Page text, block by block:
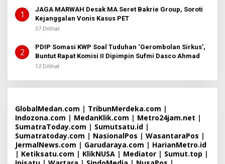
1
JAGA MARWAH Desak MA Seret Bakrie Group, Soroti
Kejanggalan Vonis Kasus PET
37 Dilihat
2
PDIP Somasi KWP Soal Tuduhan ‘Gerombolan Sirkus’,
Buntut Rapat Komisi II Dipimpin Sufmi Dasco Ahmad
12 Dilihat
GlobalMedan.com | TribunMerdeka.com |
Indozona.com | MedanKlik.com | Metro24jam.net |
SumatraToday.com | Sumutsatu.id |
Sumatratoday.com | NasionalPos | WasantaraPos |
JermalNews.com | Garudaraya.com | HarianMetro.id
| Ketiksatu.com | KlikNUSA | Mediator | Sumut.top |